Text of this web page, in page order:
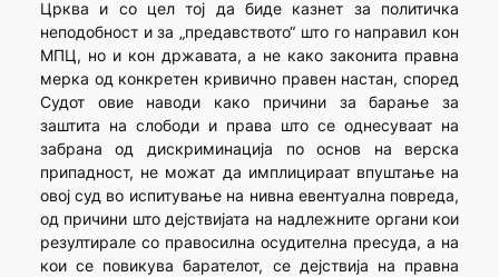
Црква и со цел тој да биде казнет за политичка
неподобност и за „предавството“ што го направил кон
МПЦ, но и кон државата, а не како законита правна
мерка од конкретен кривично правен настан, според
Судот овие наводи како причини за барање за
заштита на слободи и права што се однесуваат на
забрана од дискриминација по основ на верска
припадност, не можат да имплицираат впуштање на
овој суд во испитување на нивна евентуална повреда,
од причини што дејствијата на надлежните органи кои
резултирале со правосилна осудителна пресуда, а на
кои се повикува барателот, се дејствија на правна